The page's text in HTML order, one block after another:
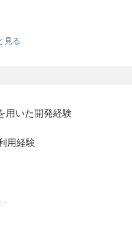
しています。
ュリティの枠を超え、 デ
漏洩リスクを根本から解
会に届けています。
、 データを秘匿化したまま
、AI・ビッグデータ時代に
てデータを使える未来を創
金額など: 3,000円 )
あり
、弔慰金)
見る
用いた開発経験
用経験